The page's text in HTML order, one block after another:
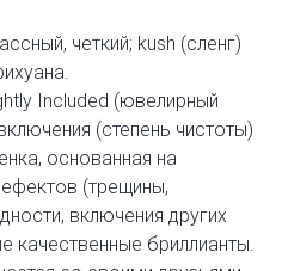
четкий; kush (сленг)
Included (ювелирный
(степень чистоты)
основанная на
(трещины,
включения других
качественные бриллианты.